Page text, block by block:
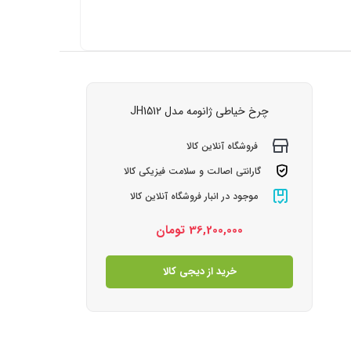
چرخ خیاطی ژانومه مدل JH1512
فروشگاه آنلاین کالا
گارانتی اصالت و سلامت فیزیکی کالا
موجود در انبار فروشگاه آنلاین کالا
36,200,000 تومان
خرید از دیجی کالا